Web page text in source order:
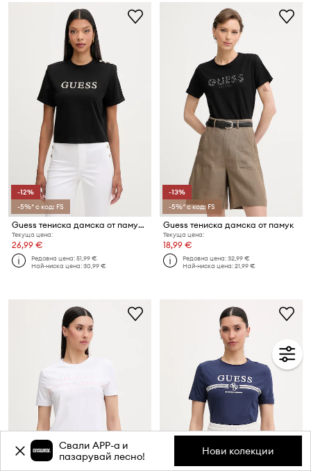
-12%
-5%* с код: FS
Guess тениска дамска от памук MARINA
Текуща цена:
26,99 €
Редовна цена:51,99 €
Най-ниска цена:30,99 €
-13%
-5%* с код: FS
Guess тениска дамска от памук
Текуща цена:
18,99 €
Редовна цена:32,99 €
Най-ниска цена:21,99 €
Свали APP-a и
пазарувай лесно!
Нови колекции